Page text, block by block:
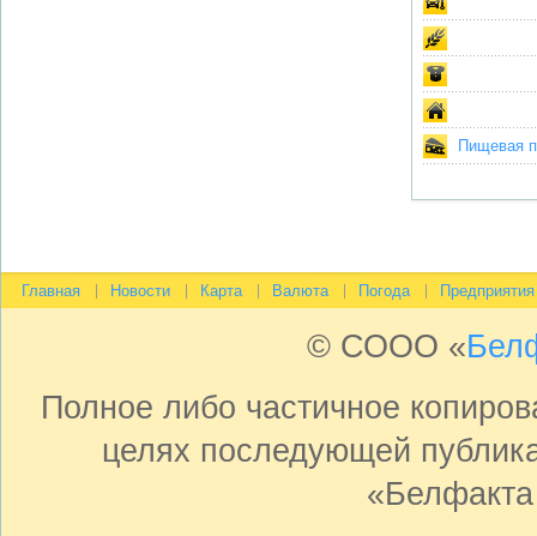
Пищевая
Главная Новости Карта Валюта Погода Предприятия
© СООО «
Полное либо частичное
целях последующей